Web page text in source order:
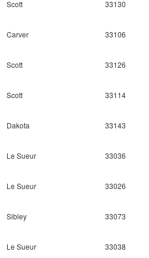
Scott 33130
Carver 33106
Scott 33126
Scott 33114
Dakota 33143
Le Sueur 33036
Le Sueur 33026
Sibley 33073
Le Sueur 33038